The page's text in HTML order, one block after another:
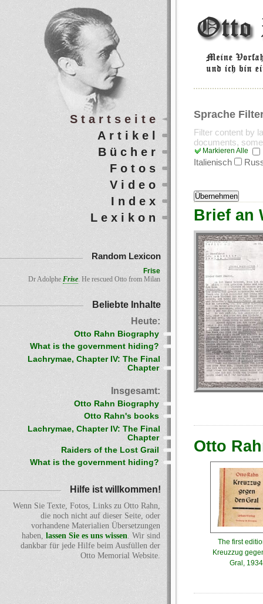
Sprache
Filter content by
documents,
Markieren Alle
Italienisch
Brief an
Otto
The first
Kreuzzug
Gral, 1934
Startseite
Artikel
Bücher
Fotos
Video
Index
Lexikon
Random Lexicon
Frise
Dr Adolphe Frise. He rescued Otto from Milan
Beliebte Inhalte
Heute:
Otto Rahn Biography
What is the government hiding?
Lachrymae, Chapter IV: The Final
Chapter
Insgesamt:
Otto Rahn Biography
Otto Rahn's books
Lachrymae, Chapter IV: The Final
Chapter
Raiders of the Lost Grail
What is the government hiding?
Hilfe ist willkommen!
Wenn Sie Texte, Fotos, Links zu Otto Rahn,
die noch nicht auf dieser Seite, oder
vorhandene Materialien Übersetzungen
haben, lassen Sie es uns wissen. Wir sind
dankbar für jede Hilfe beim Ausfüllen der
Otto Memorial Website.